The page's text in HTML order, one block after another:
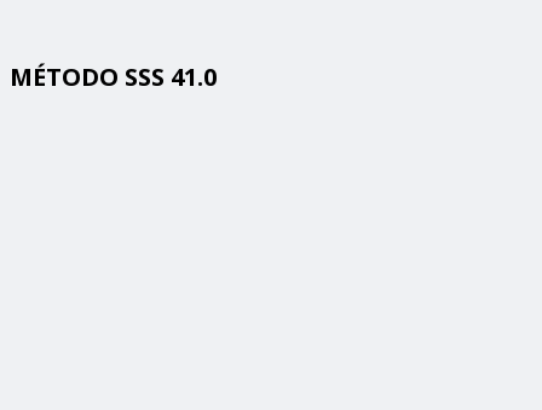
MÉTODO SSS 41.0